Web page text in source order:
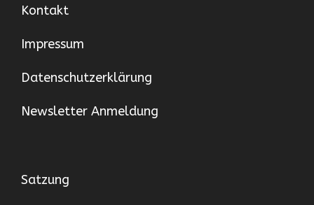
Kontakt
Impressum
Datenschutzerklärung
Newsletter Anmeldung
Satzung